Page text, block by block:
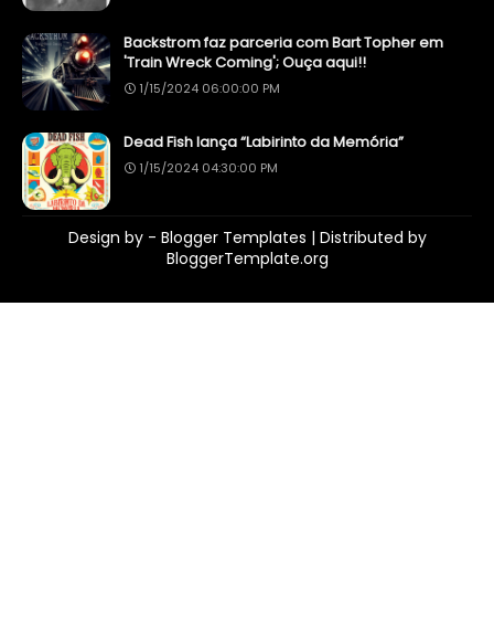
Backstrom faz parceria com Bart Topher em
'Train Wreck Coming'; Ouça aqui!!
1/15/2024 06:00:00 PM
Dead Fish lança “Labirinto da Memória”
1/15/2024 04:30:00 PM
Design by - Blogger Templates | Distributed by
BloggerTemplate.org